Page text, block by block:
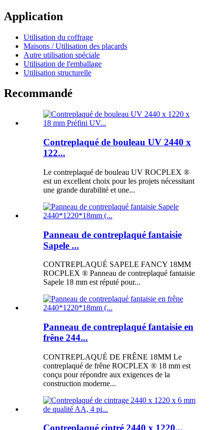
Application
Utilisation du coffrage
Maisons / Utilisation des placards
Autre utilisation spéciale
Utilisation de l'emballage
Utilisation structurelle
Recommandé
Contreplaqué de bouleau UV 2440 x
122...
Le contreplaqué de bouleau UV ROCPLEX ®
est un excellent choix pour les projets nécessitant
une grande durabilité et une...
Panneau de contreplaqué fantaisie
Sapele ...
CONTREPLAQUÉ SAPELE FANCY 18MM
ROCPLEX ® Panneau de contreplaqué fantaisie
Sapele 18 mm est réputé pour...
Panneau de contreplaqué fantaisie en
frêne 244...
CONTREPLAQUÉ DE FRÊNE 18MM Le
contreplaqué de frêne ROCPLEX ® 18 mm est
conçu pour répondre aux exigences de la
construction moderne...